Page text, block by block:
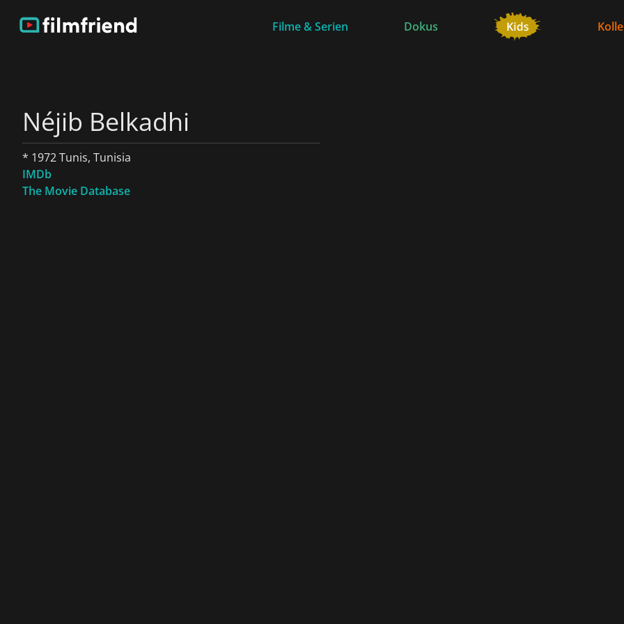
Filme & Serien Dokus
Néjib Belkadhi
* 1972 Tunis, Tunisia
IMDb
The Movie Database